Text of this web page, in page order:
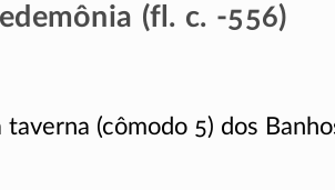
(fl. c. -556)
taverna (cômodo 5) dos